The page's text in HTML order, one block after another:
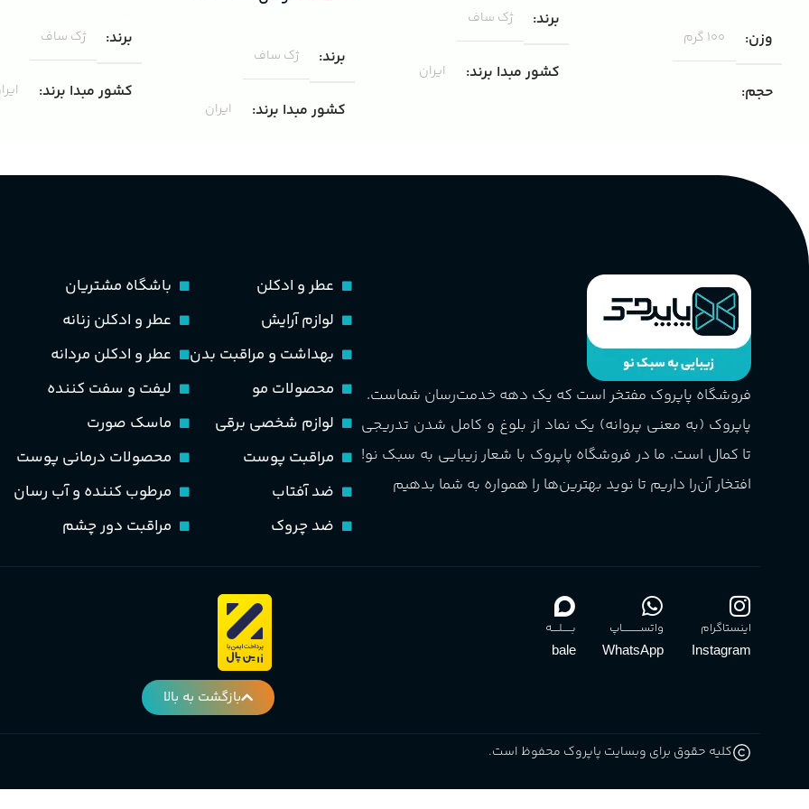
وزن 100 گرم
حجم
تلخ,گرم
غلظت اکسترکت دو پرفیوم
گروه بویایی میوه ای
ماندگاری
برند Sanchez
برند ژک ساف
کشور مبدا برند ایران
گروه بویایی
برند ژک ساف
کشور مبدا برند ایران
مناسب برای
گروه بویایی
PA_بخش-بو
شمعدانی، بنفشه، پاتچولی،
برند ژک ساف
کشور مبدا برند
PA_بخش-بو
کوهی، پاتچولی، عنبر،
فروشگاه پاپروک مفتخر است که یک دهه خدمت‌رسان شماست.
پاپروک (به معنی پروانه) یک نماد از بلوغ و کامل شدن تدریجی
تا کمال است. ما در فروشگاه پاپروک با شعار زیبایی به سبک نو!
افتخار آن‌را داریم تا نوید بهترین‌ها را همواره به شما بدهیم
عطر و ادکلن
لوازم آرایش
بهداشت و مراقبت بدن
محصولات مو
لوازم شخصی برقی
مراقبت پوست
ضد آفتاب
ضد چروک
باشگاه مشتریان
عطر و ادکلن زنانه
عطر و ادکلن مردانه
لیفت و سفت کننده
ماسک صورت
محصولات درمانی پوست
مرطوب کننده و آب رسان
مراقبت دور چشم
اینستاگرام
Instagram
واتســــــــــاپ
WhatsApp
بـــــلــــه
bale
بازگشت به بالا
کلیه حقوق برای وبسایت پاپروک محفوظ است.